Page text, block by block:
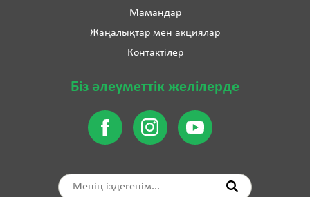
Мамандар
Жаңалықтар мен акциялар
Контактілер
Біз әлеуметтік желілерде